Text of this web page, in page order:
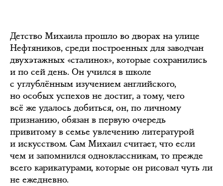
Детство Михаила прошло во дворах на улице
Нефтяников, среди построенных для заводчан
двухэтажных «сталинок», которые сохранились
и по сей день. Он учился в школе
с углублённым изучением английского,
но особых успехов не достиг, а тому, чего
всё же удалось добиться, он, по личному
признанию, обязан в первую очередь
привитому в семье увлечению литературой
и искусством. Сам Михаил считает, что если
чем и запомнился одноклассникам, то прежде
всего карикатурами, которые он рисовал чуть ли
не ежедневно.